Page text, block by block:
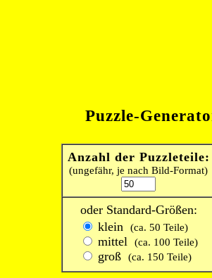
Puzzle-
Anzahl der Puzzleteile:
(ungefähr, je nach Bild-Format)
oder Standard-Größen:
klein
(ca. 50 Teile)
mittel (ca. 100 Teile)
groß (ca. 150 Teile)